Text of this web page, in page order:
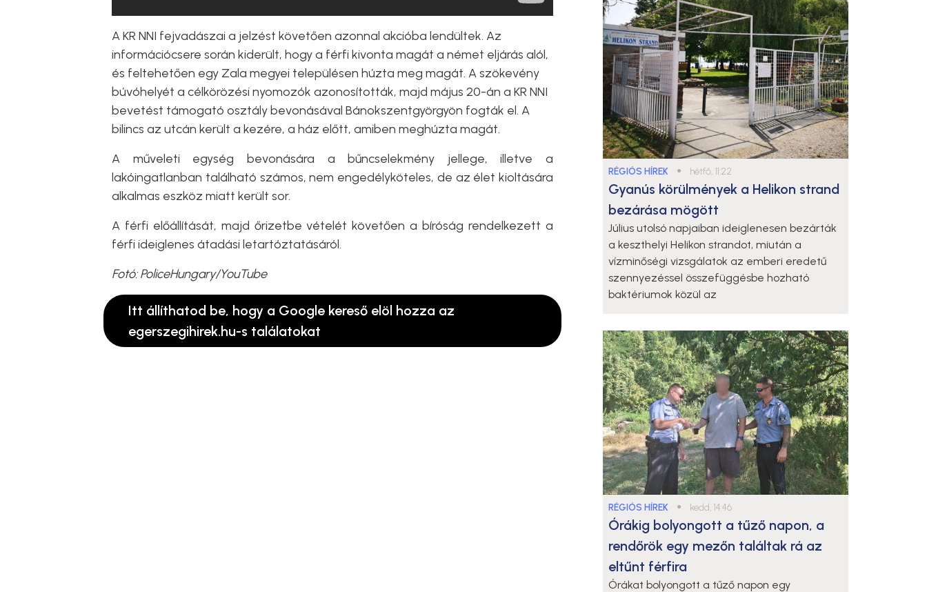
A KR NNI fejvadászai a jelzést követően azonnal akcióba lendültek. Az
információcsere során kiderült, hogy a férfi kivonta magát a német eljárás alól,
és feltehetően egy Zala megyei településen húzta meg magát. A szökevény
búvóhelyét a célkörözési nyomozók azonosították, majd május 20-án a KR NNI
bevetést támogató osztály bevonásával Bánokszentgyörgyön fogták el. A
bilincs az utcán került a kezére, a ház előtt, amiben meghúzta magát.
A műveleti egység bevonására a bűncselekmény jellege, illetve a
lakóingatlanban található számos, nem engedélyköteles, de az élet kioltására
alkalmas eszköz miatt került sor.
A férfi előállítását, majd őrizetbe vételét követően a bíróság rendelkezett a
férfi ideiglenes átadási letartóztatásáról.
Fotó: PoliceHungary/YouTube
Itt állíthatod be, hogy a Google kereső elöl hozza az
egerszegihirek.hu-s találatokat
RÉGIÓS HÍREK ● hétfő, 11:22
Gyanús körülmények a Helikon strand
bezárása mögött
Július utolsó napjaiban ideiglenesen bezárták
a keszthelyi Helikon strandot, miután a
vízminőségi vizsgálatok az emberi eredetű
szennyezéssel összefüggésbe hozható
baktériumok közül az
RÉGIÓS HÍREK ● kedd, 14:46
Órákig bolyongott a tűző napon, a
rendőrök egy mezőn találtak rá az
eltűnt férfira
Órákat bolyongott a tűző napon egy